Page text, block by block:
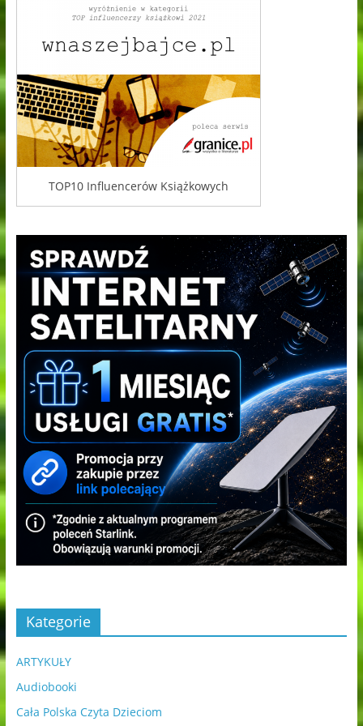
TOP10 Influencerów Książkowych
Kategorie
ARTYKUŁY
Audiobooki
Cała Polska Czyta Dzieciom